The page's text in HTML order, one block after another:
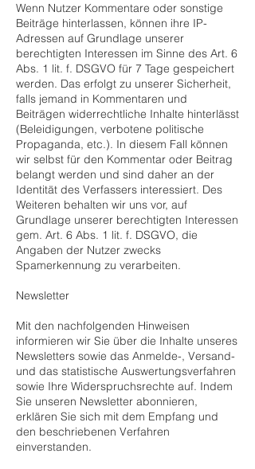
Wenn Nutzer Kommentare oder sonstige
Beiträge hinterlassen, können ihre IP-
Adressen auf Grundlage unserer
berechtigten Interessen im Sinne des Art. 6
Abs. 1 lit. f. DSGVO für 7 Tage gespeichert
werden. Das erfolgt zu unserer Sicherheit,
falls jemand in Kommentaren und
Beiträgen widerrechtliche Inhalte hinterlässt
(Beleidigungen, verbotene politische
Propaganda, etc.). In diesem Fall können
wir selbst für den Kommentar oder Beitrag
belangt werden und sind daher an der
Identität des Verfassers interessiert. Des
Weiteren behalten wir uns vor, auf
Grundlage unserer berechtigten Interessen
gem. Art. 6 Abs. 1 lit. f. DSGVO, die
Angaben der Nutzer zwecks
Spamerkennung zu verarbeiten.
Newsletter
Mit den nachfolgenden Hinweisen
informieren wir Sie über die Inhalte unseres
Newsletters sowie das Anmelde-, Versand-
und das statistische Auswertungsverfahren
sowie Ihre Widerspruchsrechte auf. Indem
Sie unseren Newsletter abonnieren,
erklären Sie sich mit dem Empfang und
den beschriebenen Verfahren
einverstanden.